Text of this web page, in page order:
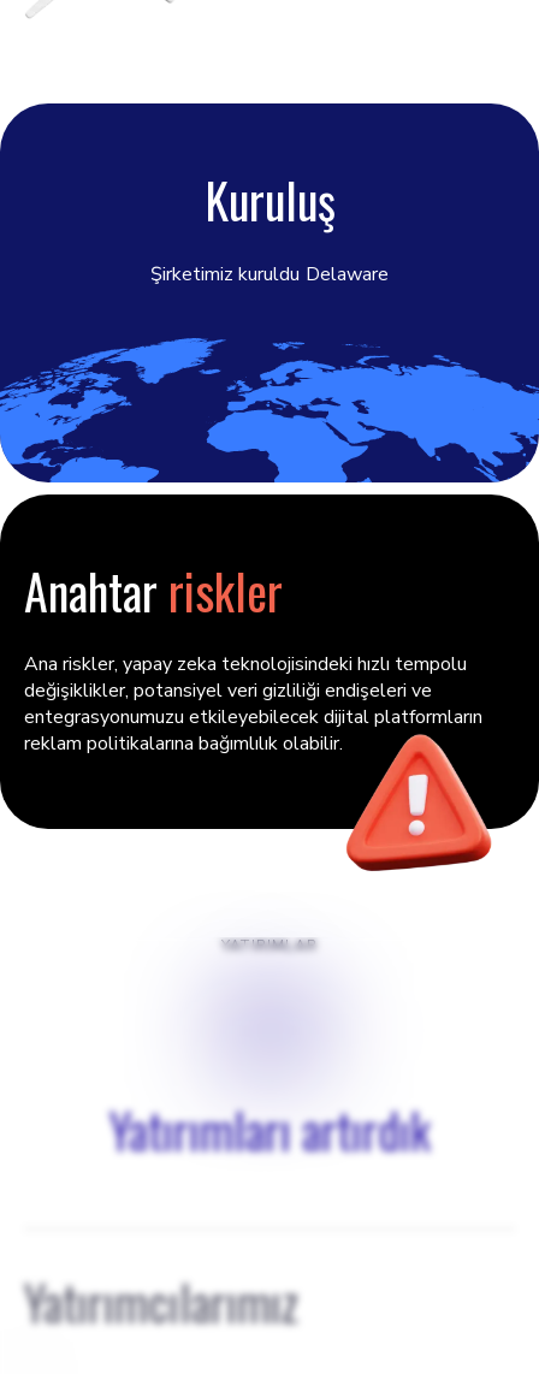
Kuruluş
Şirketimiz kuruldu Delaware
Anahtar riskler
Ana riskler, yapay zeka teknolojisindeki hızlı tempolu
değişiklikler, potansiyel veri gizliliği endişeleri ve
entegrasyonumuzu etkileyebilecek dijital platformların
reklam politikalarına bağımlılık olabilir.
YATIRIMLAR
Yatırımları artırdık
Yatırımcılarımız